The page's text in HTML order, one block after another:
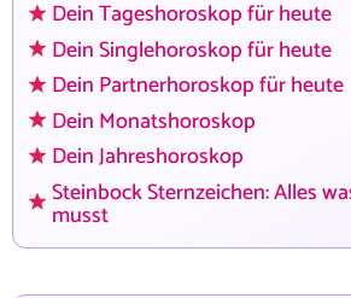
Dein Tageshoroskop für heute
Dein Singlehoroskop für heute
Dein Partnerhoroskop für heute
Dein Monatshoroskop
Dein Jahreshoroskop
Steinbock Sternzeichen: Alles
musst